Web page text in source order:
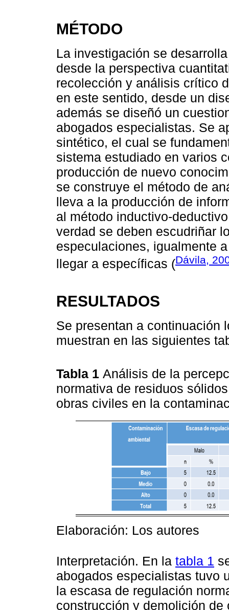
MÉTODO
La investigación se
desde la perspectiva
recolección y análisis crítico
en este sentido, desde un
además se diseñó un
abogados especialistas. Se
sintético, el cual se
sistema estudiado en varios
producción de nuevo
se construye el método de
lleva a la producción de
al método inductivo-
verdad se deben escudriñar
especulaciones, igualmente
llegar a específicas (Dávila,
RESULTADOS
Se presentan a continuación
muestran en las siguientes
Tabla 1 Análisis de la
normativa de residuos
obras civiles en la
Elaboración: Los autores
Interpretación. En la tabla 1
abogados especialistas tuvo
la escasa de regulación
construcción y demolición